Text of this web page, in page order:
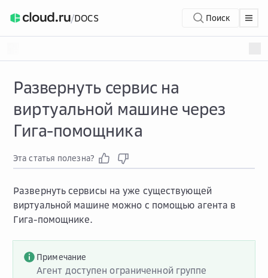
/DOCS Поиск
Развернуть сервис на
виртуальной машине через
Гига-помощника
Эта статья полезна?
Развернуть сервисы на уже существующей
виртуальной машине можно с помощью агента в
Гига-помощнике.
Примечание
Агент доступен ограниченной группе